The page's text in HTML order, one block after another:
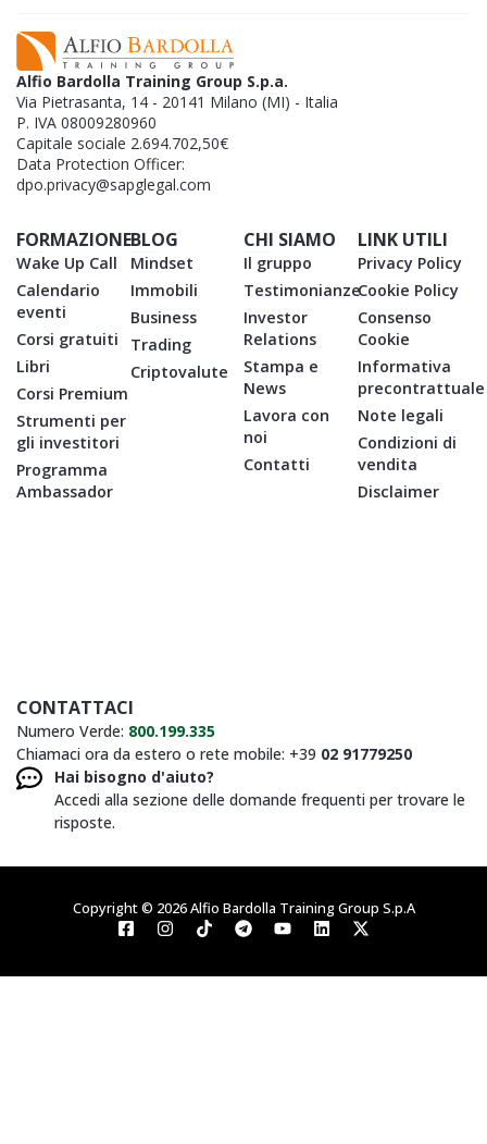
Alfio Bardolla Training Group S.p.a.
Via Pietrasanta, 14 - 20141 Milano (MI) - Italia
P. IVA 08009280960
Capitale sociale 2.694.702,50€
Data Protection Officer:
dpo.privacy@sapglegal.com
FORMAZIONE
Wake Up Call
Calendario
eventi
Corsi gratuiti
Libri
Corsi Premium
Strumenti per
gli investitori
Programma
Ambassador
BLOG
Mindset
Immobili
Business
Trading
Criptovalute
CHI SIAMO
Il gruppo
Testimonianze
Investor
Relations
Stampa e
News
Lavora con
noi
Contatti
LINK UTILI
Privacy Policy
Cookie Policy
Consenso
Cookie
Informativa
precontrattuale
Note legali
Condizioni di
vendita
Disclaimer
CONTATTACI
Numero Verde: 800.199.335
Chiamaci ora da estero o rete mobile: +39 02 91779250
Hai bisogno d'aiuto?
Accedi alla sezione delle domande frequenti per trovare le
risposte.
Copyright © 2026 Alfio Bardolla Training Group S.p.A